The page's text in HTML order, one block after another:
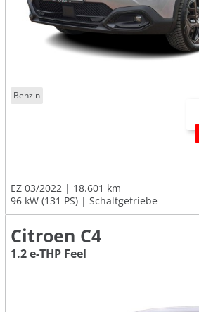
Benzin
EZ 03/2022
18.601 km
96 kW (131 PS)
Schaltgetriebe
Citroen C4
1.2 e-THP Feel